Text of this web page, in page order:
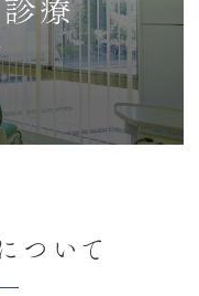
療
ついて